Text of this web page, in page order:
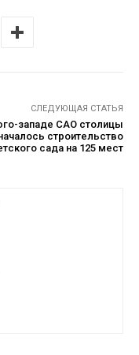
СЛЕДУЮЩАЯ СТАТЬЯ
западе САО столицы
строительство
сада на 125 мест